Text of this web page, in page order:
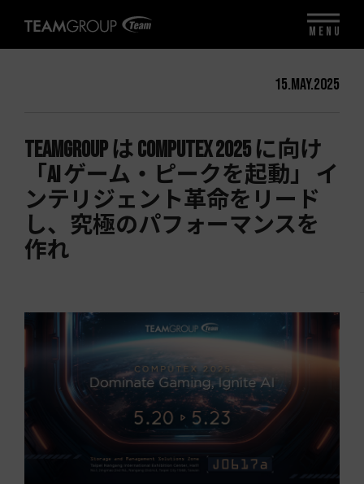
15.May.2025
TEAMGROUP は COMPUTEX 2025 に向け
「AI ゲーム・ピークを起動」 イ
ンテリジェント革命をリード
し、究極のパフォーマンスを
作れ
MENU